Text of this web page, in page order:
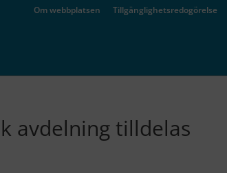
Om webbplatsen Tillgänglighetsredogörelse
avdelning tilldelas